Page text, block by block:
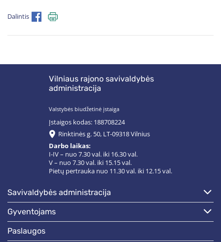
Dalintis
Vilniaus rajono savivaldybės
administracija
Valstybės biudžetinė įstaiga
Įstaigos kodas: 188708224
Rinktinės g. 50, LT-09318 Vilnius
Darbo laikas:
I-IV – nuo 7.30 val. iki 16.30 val.
V – nuo 7.30 val. iki 15.15 val.
Pietų pertrauka nuo 11.30 val. iki 12.15 val.
savivaldybės administracija
gyventojams
paslaugos